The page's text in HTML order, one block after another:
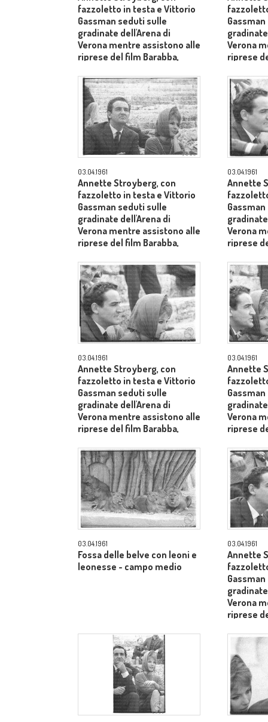
fazzoletto in testa e Vittorio
Gassman seduti sulle
gradinate dell'Arena di
Verona mentre assistono alle
riprese del film Barabba,
Laurentiis - medio primo
piano
Verona
riprese
03.04.1961
Annette Stroyberg, con
fazzoletto in testa e Vittorio
Gassman seduti sulle
gradinate dell'Arena di
Verona mentre assistono alle
riprese del film Barabba,
Laurentiis - piano medio
03.04.1961
Annette
Verona
riprese
03.04.1961
Annette Stroyberg, con
fazzoletto in testa e Vittorio
Gassman seduti sulle
gradinate dell'Arena di
Verona mentre assistono alle
riprese del film Barabba,
Laurentiis - primo piano
03.04.1961
Annette
Verona
riprese
03.04.1961
Fossa delle belve con leoni e
leonesse - campo medio
03.04.1961
Annette
Verona
riprese